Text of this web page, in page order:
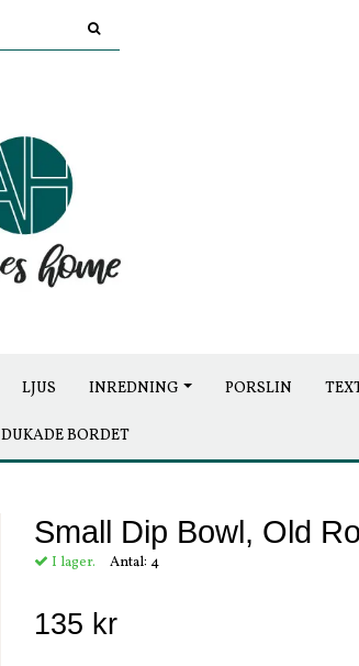
LJUS INREDNING PORSLIN
DUKADE BORDET
Small Dip Bowl, Old
I lager. Antal: 4
135 kr